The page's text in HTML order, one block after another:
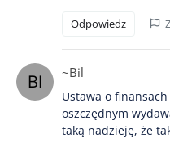
Odpowiedz
~Bil
Ustawa o
oszczędnym
taką nadzieję, że